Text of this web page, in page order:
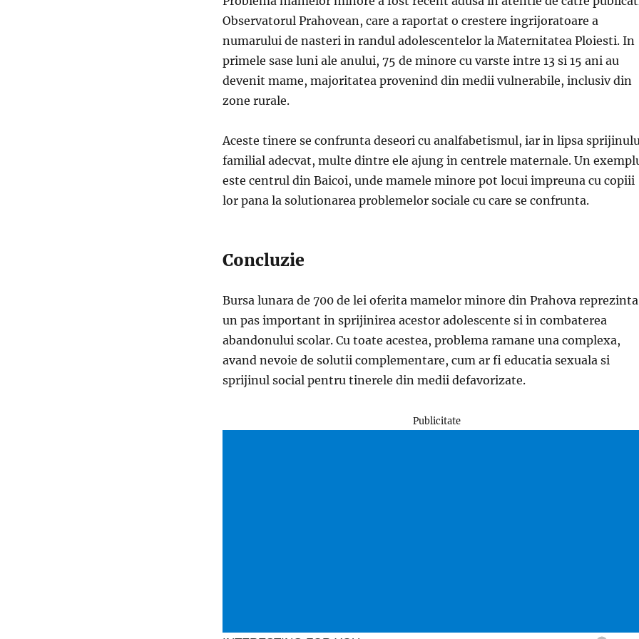
Observatorul Prahovean, care a raportat o crestere ingrijoratoare a
numarului de nasteri in randul adolescentelor la Maternitatea Ploiesti. In
primele sase luni ale anului, 75 de minore cu varste intre 13 si 15 ani au
devenit mame, majoritatea provenind din medii vulnerabile, inclusiv din
zone rurale.
Aceste tinere se confrunta deseori cu analfabetismul, iar in lipsa
familial adecvat, multe dintre ele ajung in centrele maternale. Un
este centrul din Baicoi, unde mamele minore pot locui impreuna cu copiii
lor pana la solutionarea problemelor sociale cu care se confrunta.
Concluzie
Bursa lunara de 700 de lei oferita mamelor minore din Prahova reprezinta
un pas important in sprijinirea acestor adolescente si in combaterea
abandonului scolar. Cu toate acestea, problema ramane una complexa,
avand nevoie de solutii complementare, cum ar fi educatia sexuala si
sprijinul social pentru tinerele din medii defavorizate.
Publicitate